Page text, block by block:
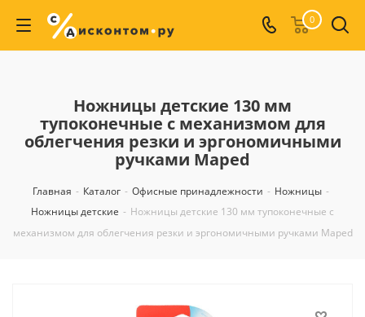
0
Ножницы детские 130 мм
тупоконечные с механизмом для
облегчения резки и эргономичными
ручками Maped
Главная - Каталог - Офисные принадлежности - Ножницы -
Ножницы детские - Ножницы детские 130 мм тупоконечные с
механизмом для облегчения резки и эргономичными ручками Maped